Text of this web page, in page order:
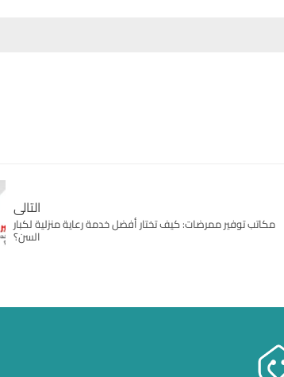
التالى
مكاتب توفير ممرضات: كيف تختار أفضل خدمة رعاية منزلية لكبار
السن؟